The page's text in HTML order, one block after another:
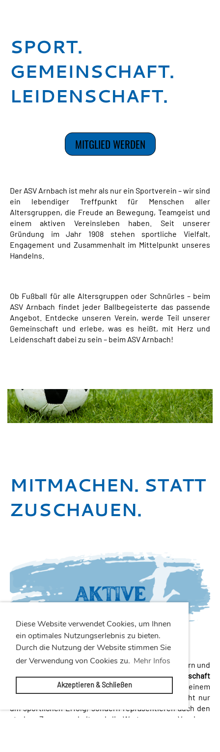
Diese Website verwendet Cookies, um Ihnen
ein optimales Nutzungserlebnis zu bieten.
Durch die Nutzung der Website stimmen Sie
der Verwendung von Cookies zu. Mehr Infos
Akzeptieren & Schließen
SPORT.
GEMEINSCHAFT.
LEIDENSCHAFT.
MITGLIED WERDEN
Der ASV Arnbach ist mehr als nur ein Sportverein – wir sind
ein lebendiger Treffpunkt für Menschen aller
Altersgruppen, die Freude an Bewegung, Teamgeist und
einem aktiven Vereinsleben haben. Seit unserer
Gründung im Jahr 1908 stehen sportliche Vielfalt,
Engagement und Zusammenhalt im Mittelpunkt unseres
Handelns.
Ob Fußball für alle Altersgruppen oder Schnürles – beim
ASV Arnbach findet jeder Ballbegeisterte das passende
Angebot. Entdecke unseren Verein, werde Teil unserer
Gemeinschaft und erlebe, was es heißt, mit Herz und
Leidenschaft dabei zu sein – beim ASV Arnbach!
MITMACHEN. STATT
ZUSCHAUEN.
Mit einer gesunden Mischung aus erfahrenen Spielern und
jungen Talenten geht unsere1. und 2. Mannschaft
motiviert auf Punktejagd. Unterstützt von einem
engagierten Trainerteam, kämpfen die Aktiven nicht nur
um sportlichen Erfolg, sondern repräsentieren auch den
starken Zusammenhalt und die Werte unseres Vereins –